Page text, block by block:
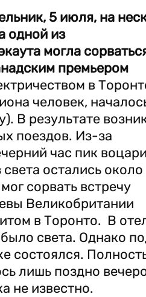
5 июля, на
одной из
могла
премьером
в
человек,
В результате
поездов. Из-за
час пик
остались около
сорвать встречу
Великобритании
в Торонто. В
света. Однако
состоялся.
лишь поздно
не известно.